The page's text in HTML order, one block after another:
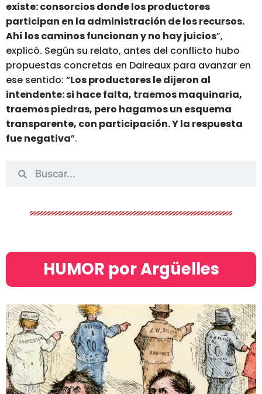
existe: consorcios donde los productores
participan en la administración de los recursos.
Ahí los caminos funcionan y no hay juicios”,
explicó. Según su relato, antes del conflicto hubo
propuestas concretas en Daireaux para avanzar en
ese sentido: “Los productoresle dijeron al
intendente: si hace falta, traemos maquinaria,
traemos piedras, pero hagamos un esquema
transparente, con participación. Y la respuesta
fue negativa”.
HUMOR por Argüelles​